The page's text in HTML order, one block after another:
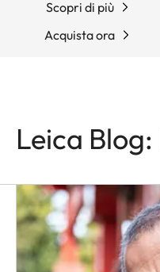
Scopri di più
Acquista ora
Leica